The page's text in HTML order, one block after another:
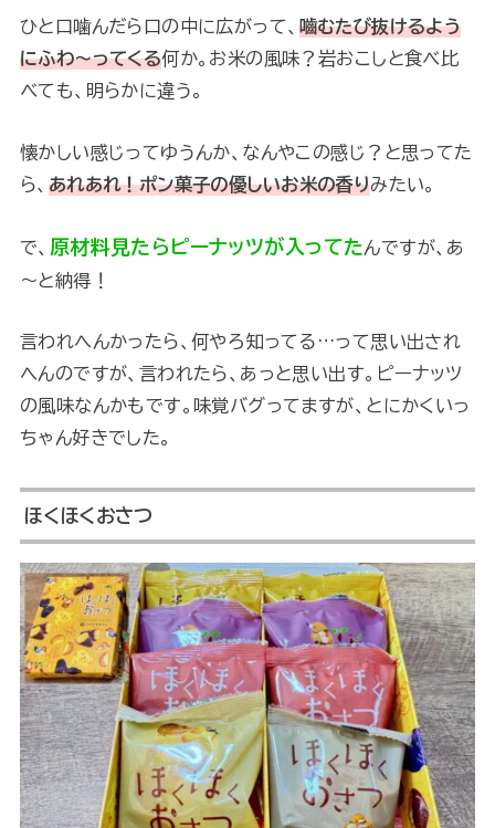
ひと口噛んだら口の中に広がって、 嚙むたび抜けるよう
にふわ～ってくる何か。お米の風味？岩おこしと食べ比
べても、明らかに違う。
懐かしい感じってゆうんか、なんやこの感じ？と思ってた
ら、 あれあれ！ポン菓子の優しいお米の香りみたい。
で、 原材料見たらピーナッツが入ってたんですが、あ
～と納得！
言われへんかったら、何やろ知ってる…って思い出され
へんのですが、言われたら、あっと思い出す。ピーナッツ
の風味なんかもです。味覚バグってますが、とにかくいっ
ちゃん好きでした。
ほくほくおさつ